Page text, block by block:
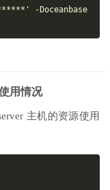
-Doceanbase
用情况
主机的资源使用